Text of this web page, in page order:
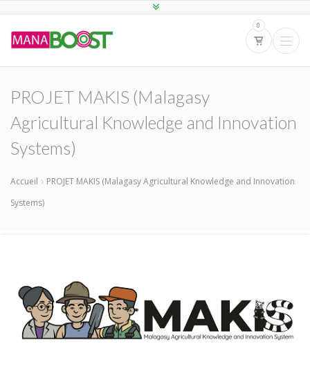
0
PROJET MAKIS (Malagasy
Agricultural Knowledge and Innovation
Systems)
Accueil
PROJET MAKIS (Malagasy Agricultural Knowledge and Innovation
Systems)